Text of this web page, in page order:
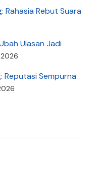
Rahasia Rebut Suara
Ulasan Jadi
2026
Reputasi Sempurna